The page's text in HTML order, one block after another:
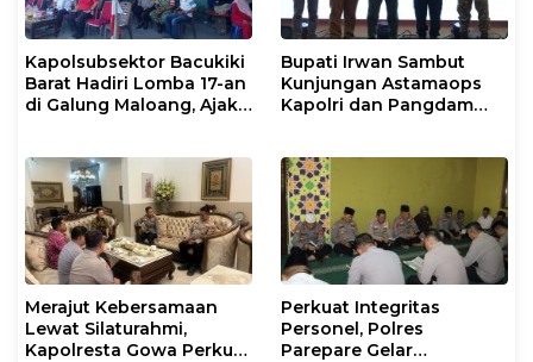
Kapolsubsektor Bacukiki
Barat Hadiri Lomba 17-an
di Galung Maloang, Ajak
Bupati Irwan Sambut
Kunjungan Astamaops
Kapolri dan Pangdam
Merajut Kebersamaan
Lewat Silaturahmi,
Kapolresta Gowa Perkuat
Perkuat Integritas
Personel, Polres
Parepare Gelar